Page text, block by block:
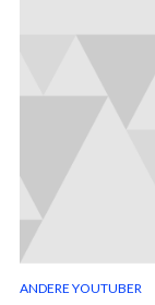
ANDERE YOUTUBER